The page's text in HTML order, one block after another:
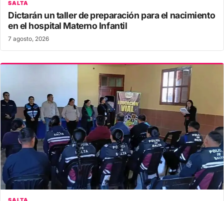
SALTA
Dictarán un taller de preparación para el nacimiento
en el hospital Materno Infantil
7 agosto, 2026